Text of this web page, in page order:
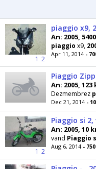
1 2
piaggio x9,
An: 2005,
piaggio x9,
Apr 11, 2014 -
Piaggio
An: 2005, 123
Dezmembrez
Dec 21, 2014 -
1 2
An: 2005, 10
vand Piaggio
Aug 6, 2014 -